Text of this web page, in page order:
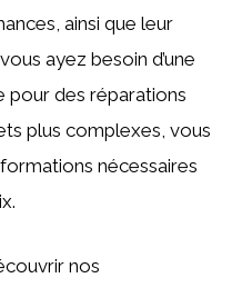
ainsi que leur
ayez besoin d’une
pour des réparations
plus complexes, vous
nécessaires
nos